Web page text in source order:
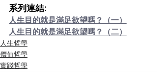
系列連結:
人生目的就是滿足欲望嗎？（一）
人生目的就是滿足欲望嗎？（二）
人生哲學
價值哲學
實踐哲學